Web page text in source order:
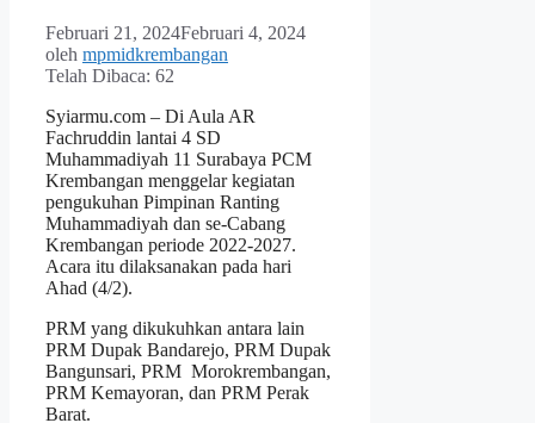
Februari 21, 2024Februari 4, 2024
oleh mpmidkrembangan
Telah Dibaca: 62
Syiarmu.com – Di Aula AR
Fachruddin lantai 4 SD
Muhammadiyah 11 Surabaya PCM
Krembangan menggelar kegiatan
pengukuhan Pimpinan Ranting
Muhammadiyah dan se-Cabang
Krembangan periode 2022-2027.
Acara itu dilaksanakan pada hari
Ahad (4/2).
PRM yang dikukuhkan antara lain
PRM Dupak Bandarejo, PRM Dupak
Bangunsari, PRM Morokrembangan,
PRM Kemayoran, dan PRM Perak
Barat.